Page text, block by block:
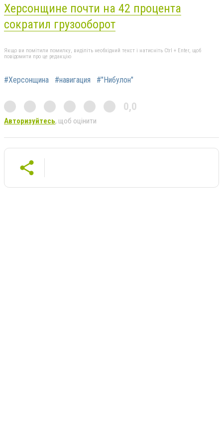
Херсонщине почти на 42 процента
сократил грузооборот
Якщо ви помітили помилку, виділіть необхідний текст і натисніть Ctrl + Enter, щоб
повідомити про це редакцію
#Херсонщина #навигация #"Нибулон"
0,0
Авторизуйтесь, щоб оцінити